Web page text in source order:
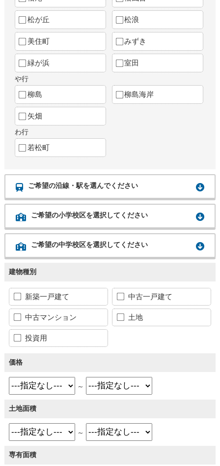
松が丘 松浪
美住町 みずき
緑が浜 室田
や行
柳島 柳島海岸
矢畑
わ行
若松町
ご希望の沿線・駅を選んでください
ご希望の小学校区を選択してください
ご希望の中学校区を選択してください
建物種別
新築一戸建て 中古一戸建て
中古マンション 土地
投資用
価格
～
土地面積
～
専有面積